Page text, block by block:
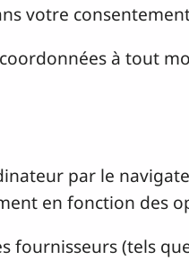
votre
à tout
par le
en fonction des
(tels